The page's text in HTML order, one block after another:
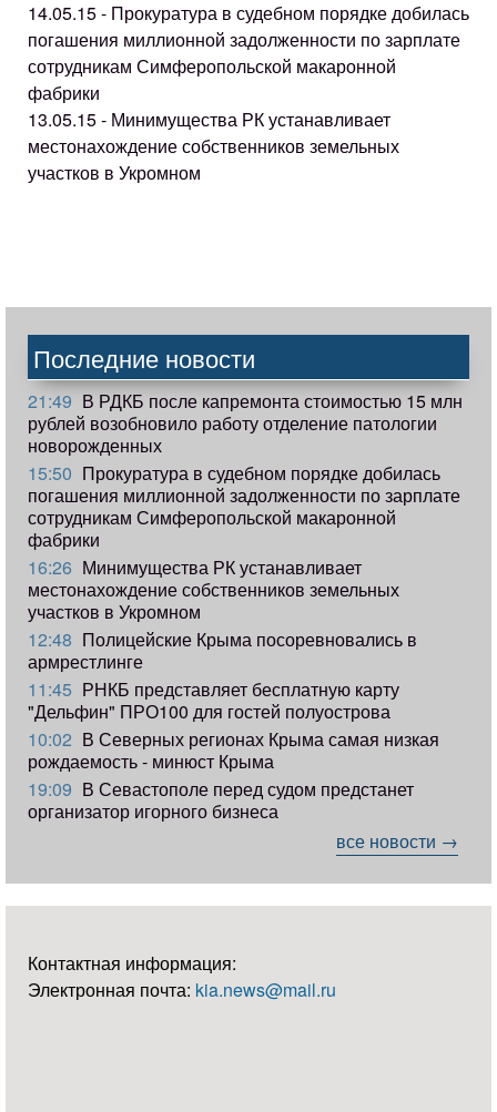
14.05.15 - Прокуратура в судебном порядке добилась
погашения миллионной задолженности по зарплате
сотрудникам Симферопольской макаронной
фабрики
13.05.15 - Минимущества РК устанавливает
местонахождение собственников земельных
участков в Укромном
Последние новости
21:49 В РДКБ после капремонта стоимостью 15 млн
рублей возобновило работу отделение патологии
новорожденных
15:50 Прокуратура в судебном порядке добилась
погашения миллионной задолженности по зарплате
сотрудникам Симферопольской макаронной
фабрики
16:26 Минимущества РК устанавливает
местонахождение собственников земельных
участков в Укромном
12:48 Полицейские Крыма посоревновались в
армрестлинге
11:45 РНКБ представляет бесплатную карту
"Дельфин" ПРО100 для гостей полуострова
10:02 В Северных регионах Крыма самая низкая
рождаемость - минюст Крыма
19:09 В Севастополе перед судом предстанет
организатор игорного бизнеса
все новости →
Контактная информация:
Электронная почта: kia.news@mail.ru